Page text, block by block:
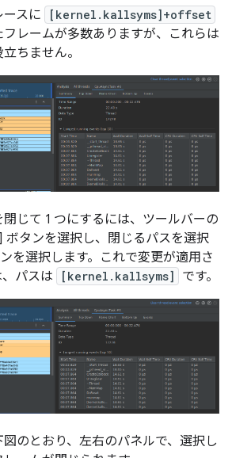
スに
[kernel.kallsyms]+offset
フレームが多数ありますが、これらは
ちません。
じて 1 つにするには、ツールバーの
ボタンを選択し、閉じるパスを選択
を選択します。これで変更が適用さ
パスは
[kernel.kallsyms] です。
のとおり、左右のパネルで、選択し